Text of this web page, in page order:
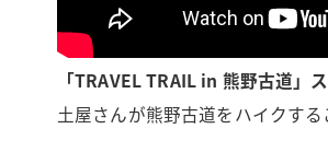
「TRAVEL TRAIL in 熊野古道」
土屋さんが熊野古道をハイクす